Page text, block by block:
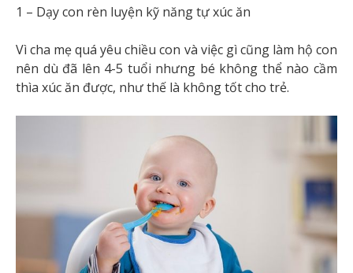
1 – Dạy con rèn luyện kỹ năng tự xúc ăn
Vì cha mẹ quá yêu chiều con và việc gì cũng làm hộ con
nên dù đã lên 4-5 tuổi nhưng bé không thể nào cầm
thìa xúc ăn được, như thế là không tốt cho trẻ.